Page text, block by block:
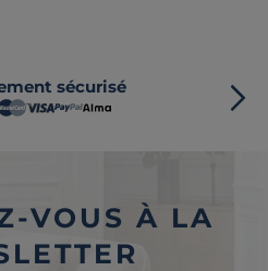
sécurisé
VOUS À LA